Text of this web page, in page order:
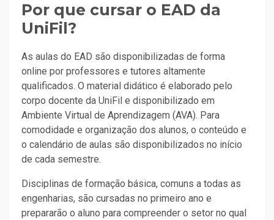
Por que cursar o EAD da
UniFil?
As aulas do EAD são disponibilizadas de forma
online por professores e tutores altamente
qualificados. O material didático é elaborado pelo
corpo docente da UniFil e disponibilizado em
Ambiente Virtual de Aprendizagem (AVA). Para
comodidade e organização dos alunos, o conteúdo e
o calendário de aulas são disponibilizados no início
de cada semestre.
Disciplinas de formação básica, comuns a todas as
engenharias, são cursadas no primeiro ano e
prepararão o aluno para compreender o setor no qual